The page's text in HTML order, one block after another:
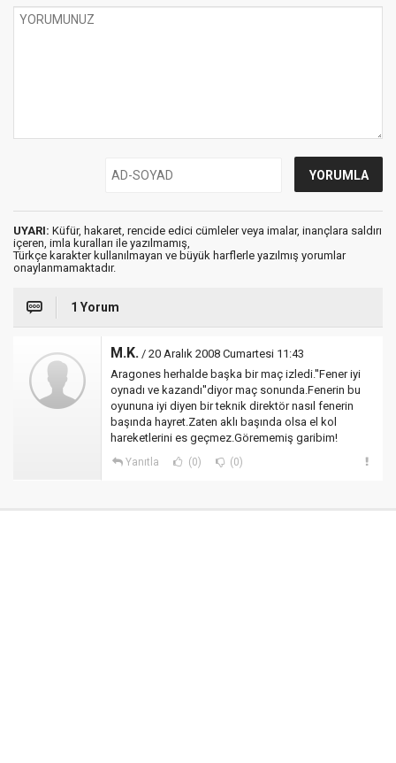
UYARI: Küfür, hakaret, rencide edici cümleler veya imalar, inançlara saldırı
içeren, imla kuralları ile yazılmamış,
Türkçe karakter kullanılmayan ve büyük harflerle yazılmış yorumlar
onaylanmamaktadır.
1 Yorum
M.K. / 20 Aralık 2008 Cumartesi 11:43
Aragones herhalde başka bir maç izledi.''Fener iyi
oynadı ve kazandı''diyor maç sonunda.Fenerin bu
oyununa iyi diyen bir teknik direktör nasıl fenerin
başında hayret.Zaten aklı başında olsa el kol
hareketlerini es geçmez.Görememiş garibim!
Yanıtla (0) (0)